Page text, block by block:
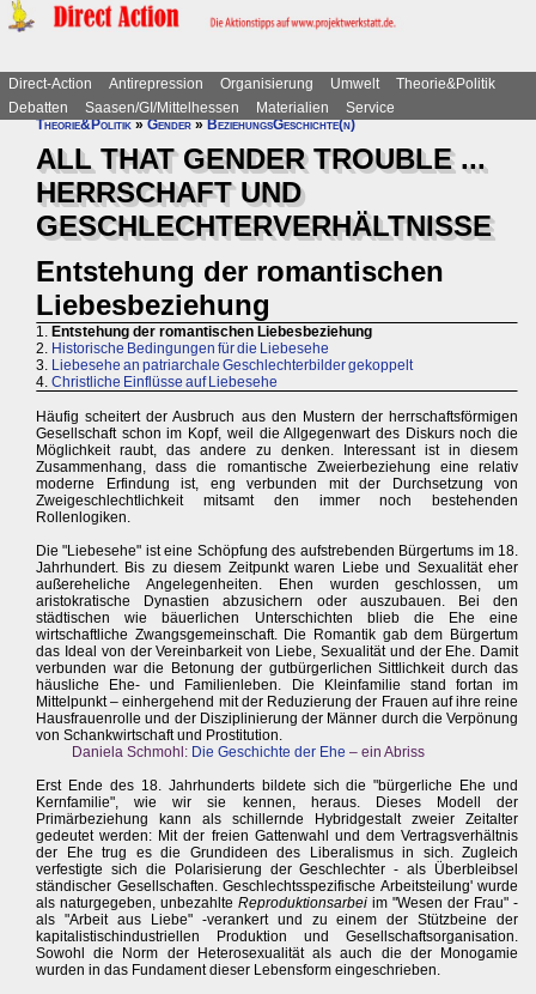
Direct-Action Antirepression Organisierung Umwelt
Theorie&Politik
Debatten
Saasen/GI/Mittelhessen Materialien
Service
Theorie&Politik»Gender»BeziehungsGeschichte(n)
ALL THAT GENDER TROUBLE ...
HERRSCHAFT UND
GESCHLECHTERVERHÄLTNISSE
Entstehung der romantischen
Liebesbeziehung
1. Entstehung der romantischen Liebesbeziehung
2. Historische Bedingungen für die Liebesehe
3. Liebesehe an patriarchale Geschlechterbilder gekoppelt
4. Christliche Einflüsse auf Liebesehe
Häufig scheitert der Ausbruch aus den Mustern der herrschaftsförmigen
Gesellschaft schon im Kopf, weil die Allgegenwart des Diskurs noch die
Möglichkeit raubt, das andere zu denken. Interessant ist in diesem
Zusammenhang, dass die romantische Zweierbeziehung eine relativ
moderne Erfindung ist, eng verbunden mit der Durchsetzung von
Zweigeschlechtlichkeit mitsamt den immer noch bestehenden
Rollenlogiken.
Die "Liebesehe" ist eine Schöpfung des aufstrebenden Bürgertums im 18.
Jahrhundert. Bis zu diesem Zeitpunkt waren Liebe und Sexualität eher
außereheliche Angelegenheiten. Ehen wurden geschlossen, um
aristokratische Dynastien abzusichern oder auszubauen. Bei den
städtischen wie bäuerlichen Unterschichten blieb die Ehe eine
wirtschaftliche Zwangsgemeinschaft. Die Romantik gab dem Bürgertum
das Ideal von der Vereinbarkeit von Liebe, Sexualität und der Ehe. Damit
verbunden war die Betonung der gutbürgerlichen Sittlichkeit durch das
häusliche Ehe- und Familienleben. Die Kleinfamilie stand fortan im
Mittelpunkt – einhergehend mit der Reduzierung der Frauen auf ihre reine
Hausfrauenrolle und der Disziplinierung der Männer durch die Verpönung
von Schankwirtschaft und Prostitution.
Daniela Schmohl: Die Geschichte der Ehe – ein Abriss
Erst Ende des 18. Jahrhunderts bildete sich die "bürgerliche Ehe und
Kernfamilie", wie wir sie kennen, heraus. Dieses Modell der
Primärbeziehung kann als schillernde Hybridgestalt zweier Zeitalter
gedeutet werden: Mit der freien Gattenwahl und dem Vertragsverhältnis
der Ehe trug es die Grundideen des Liberalismus in sich. Zugleich
verfestigte sich die Polarisierung der Geschlechter - als Überbleibsel
ständischer Gesellschaften. Geschlechtsspezifische Arbeitsteilung' wurde
als naturgegeben, unbezahlteReproduktionsarbei im "Wesen der Frau" -
als "Arbeit aus Liebe" -verankert und zu einem der Stützbeine der
kapitalistischindustriellen Produktion und Gesellschaftsorganisation.
Sowohl die Norm der Heterosexualität als auch die der Monogamie
wurden in das Fundament dieser Lebensform eingeschrieben.